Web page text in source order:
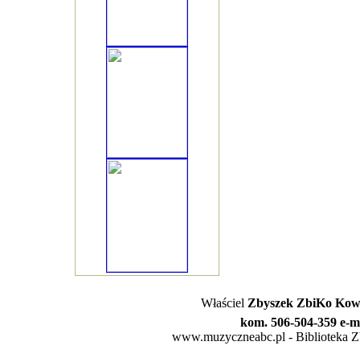
Właściel Zbyszek ZbiKo
kom. 506-504-359 e-
www.muzyczneabc.pl - Biblioteka